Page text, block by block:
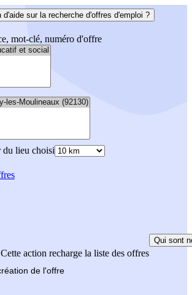
d'aide sur la recherche d'offres d'emploi ?
mot-clé, numéro d'offre
du lieu choisi
Cette action recharge la liste des offres
Qui sont
de l'offre